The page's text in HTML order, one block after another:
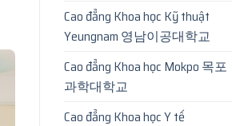
Cao đẳng Khoa học Kỹ thuật
Yeungnam 영남이공대학교
Cao đẳng Khoa học Mokpo 목포
과학대학교
Cao đẳng Khoa học Y tế